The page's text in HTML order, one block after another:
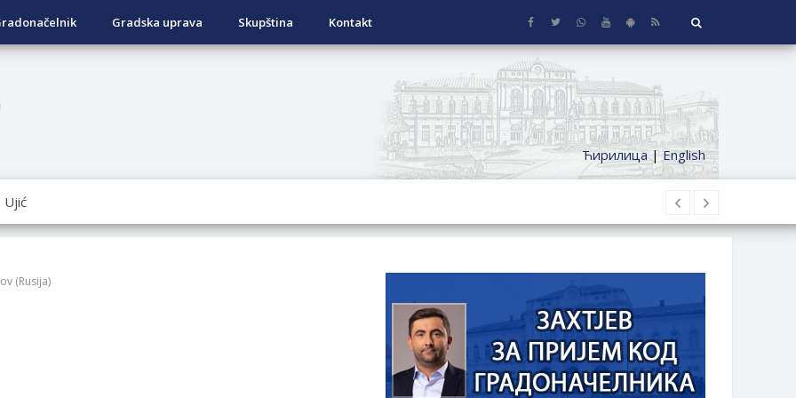
Gradska uprava Skupština Kontakt
Ћирилица|English
ODLAGANjA OTPADA UZ DODJELU FINANSIJSKE NAGRADE
SREDSTAVA ZA SUFINANSIRANjE KUPOVINE SEOSKE KUĆE SA OKUĆNICOM NA TERITORIJI
KOJI SU OSTVARILI PRAVO NA GRADSKI MJESEČNI BORAČKI DODATAK ZA DEMOBILISANE BORCE
(Rusija)